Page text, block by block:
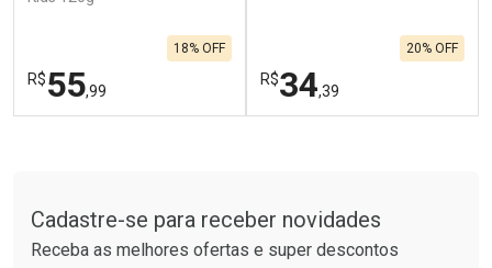
Por R$ 664,02/cada
Por R$ 137,66/cada
R$55,99
18% OFF
Laboratório
Por Menos
R$34,39
20% OFF
Laboratório
Por Menos
Cadastre-se para receber novidades
Receba as melhores ofertas e super descontos